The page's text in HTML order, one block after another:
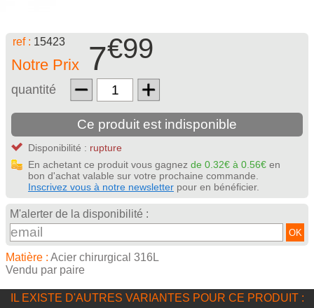
ref : 15423
Notre Prix 7€99
quantité
Ce produit est indisponible
Disponibilité : rupture
En achetant ce produit vous gagnez de 0.32€ à 0.56€ en
bon d'achat valable sur votre prochaine commande.
Inscrivez vous à notre newsletter pour en bénéficier.
M'alerter de la disponibilité :
OK
Matière : Acier chirurgical 316L
Vendu par paire
IL EXISTE D'AUTRES VARIANTES POUR CE PRODUIT :